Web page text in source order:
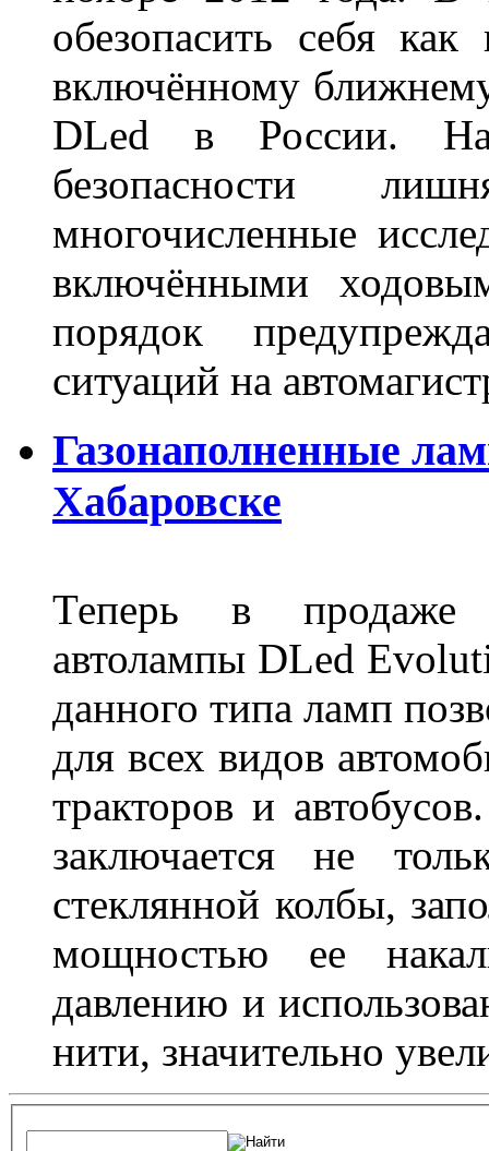
обезопасить себя
включённому
DLed в России.
безопасности
многочисленные
включёнными
порядок
ситуаций на
Газонаполненные
Хабаровске
Теперь в продаже
автолампы DLed
данного типа ламп
для всех видов
тракторов и
заключается не
стеклянной колбы,
мощностью ее
давлению и
нити, значительно